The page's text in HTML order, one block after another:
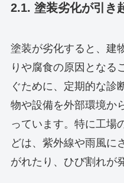
2.1. 塗装劣化が引き
塗装が劣化すると、建
りや腐食の原因となる
ぐために、定期的な診
物や設備を外部環境か
っています。特に工場
どは、紫外線や雨風に
がれたり、ひび割れが